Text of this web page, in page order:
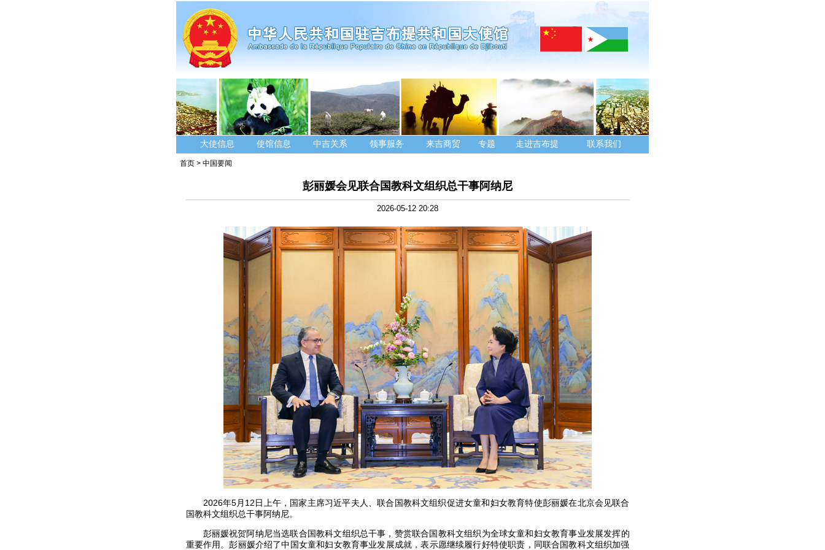
大使信息 使馆信息 中吉关系 领事服务 来吉商贸 专题 走进吉布提 联系我们
首页 > 中国要闻
彭丽媛会见联合国教科文组织总干事阿纳尼
2026-05-12 20:28
2026年5月12日上午，国家主席习近平夫人、联合国教科文组织促进女童和妇女教育特使彭丽媛在北京会见联合
国教科文组织总干事阿纳尼。
彭丽媛祝贺阿纳尼当选联合国教科文组织总干事，赞赏联合国教科文组织为全球女童和妇女教育事业发展发挥的
重要作用。彭丽媛介绍了中国女童和妇女教育事业发展成就，表示愿继续履行好特使职责，同联合国教科文组织加强